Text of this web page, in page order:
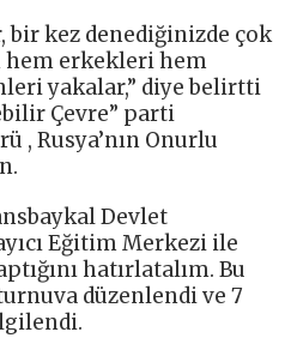
kez denediğinizde çok
hem erkekleri hem
yakalar,” diye belirtti
Çevre” parti
, Rusya’nın Onurlu
Devlet
Eğitim Merkezi ile
hatırlatalım. Bu
düzenlendi ve 7